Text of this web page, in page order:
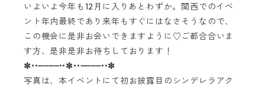
いよいよ今年も12月に入りあとわずか。関西でのイベ
ント年内最終であり来年もすぐにはなさそうなので、
この機会に是非お会いできますように♡ご都合合いま
す方、是非是非お待ちしております！
✼••┈┈┈┈••✼••┈┈┈┈••✼
写真は、本イベントにて初お披露目のシンデレラアク